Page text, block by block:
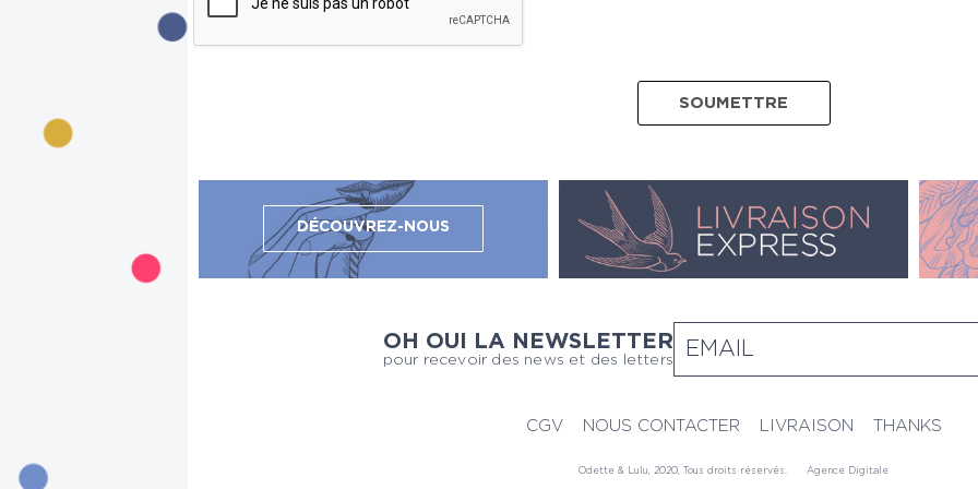
DÉCOUVREZ-NOUS
OH OUI LA NEWSLETTER
pour recevoir des news et des letters
CGV NOUS CONTACTER LIVRAISON THANKS
Odette & Lulu, 2020, Tous droits réservés. Agence Digitale